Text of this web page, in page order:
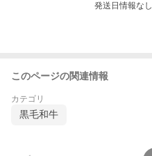
発送日情報なし
このページの関連情報
カテゴリ
黒毛和牛